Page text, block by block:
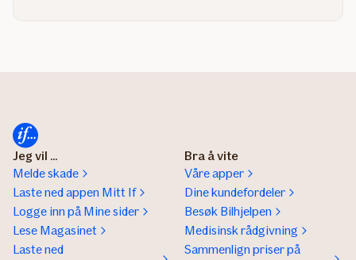
Jeg vil ...
Melde skade
Laste ned appen Mitt If
Logge inn på Mine sider
Lese Magasinet
Laste ned
Bra å vite
Våre apper
Dine kundefordeler
Besøk Bilhjelpen
Medisinsk rådgivning
Sammenlign priser på